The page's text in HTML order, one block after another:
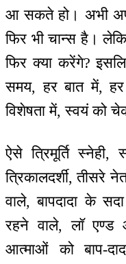
आ सकते हो। अभी
फिर भी चान्स है।
फिर क्या करेंगे?
समय, हर बात में,
विशेषता में, स्वयं को
ऐसे त्रिमूर्ति
त्रिकालदर्शी, तीसरे
वाले, बापदादा के
रहने वाले, लॉ एण्ड
आत्माओं को बाप-